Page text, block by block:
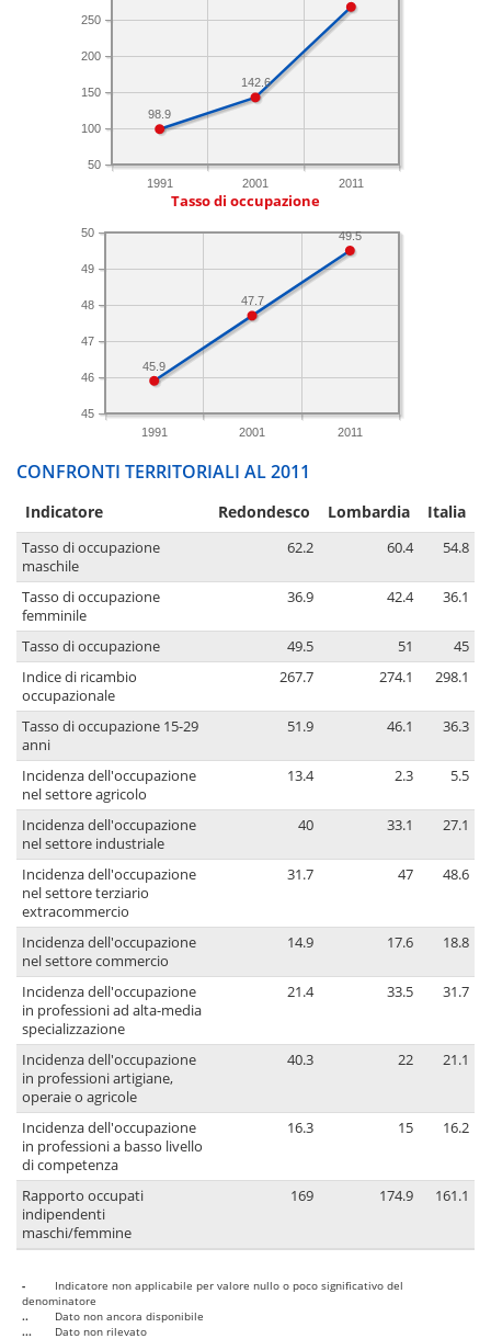
1991 2001 2011
50
100
150
200
250
142.6
98.9
Tasso di occupazione
1991 2001 2011
45
46
47
48
49
50 49.5
47.7
45.9
CONFRONTI TERRITORIALI AL 2011
Indicatore Redondesco Lombardia Italia
Tasso di occupazione
maschile
62.2 60.4 54.8
Tasso di occupazione
femminile
36.9 42.4 36.1
Tasso di occupazione 49.5 51
45
Indice di ricambio
occupazionale
267.7 274.1 298.1
Tasso di occupazione 15-29
anni
51.9 46.1 36.3
Incidenza dell'occupazione
nel settore agricolo
13.4 2.3 5.5
Incidenza dell'occupazione
nel settore industriale
40 33.1 27.1
Incidenza dell'occupazione
nel settore terziario
extracommercio
31.7 47 48.6
Incidenza dell'occupazione
nel settore commercio
14.9 17.6 18.8
Incidenza dell'occupazione
in professioni ad alta-media
specializzazione
21.4 33.5 31.7
Incidenza dell'occupazione
in professioni artigiane,
operaie o agricole
40.3 22 21.1
Incidenza dell'occupazione
in professioni a basso livello
di competenza
16.3 15 16.2
Rapporto occupati
indipendenti
maschi/femmine
169 174.9 161.1
-
Indicatore non applicabile per valore nullo o poco significativo del
denominatore
..
Dato non ancora disponibile
...
Dato non rilevato